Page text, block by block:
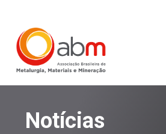
Notícias